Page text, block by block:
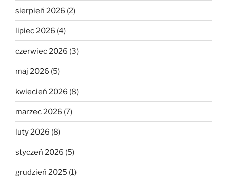
sierpień 2026 (2)
lipiec 2026 (4)
czerwiec 2026 (3)
maj 2026 (5)
kwiecień 2026 (8)
marzec 2026 (7)
luty 2026 (8)
styczeń 2026 (5)
grudzień 2025 (1)